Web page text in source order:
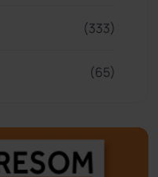
(333)
(65)
(506)